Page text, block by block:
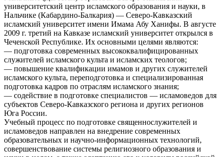
университетский центр исламского образования и науки, в
Нальчике (Кабардино-Балкария) — Северо-Кавказский
исламский университет имени Имама Абу Ханифы. В августе
2009 г. третий на Кавказе исламский университет открылся в
Чеченской Республике. Их основными целями являются:
— подготовка современных высококвалифицированных
служителей исламского культа и исламских теологов;
— повышение квалификации имамов и других служителей
исламского культа, переподготовка и специализированная
подготовка кадров по отраслям исламского знания;
— содействие в подготовке специалистов — исламоведов для
субъектов Северо-Кавказского региона и других регионов
Юга России.
Учебный процесс по подготовке священнослужителей и
исламоведов направлен на внедрение современных
образовательных и научно-информационных технологий,
совершенствование системы религиозного образования и